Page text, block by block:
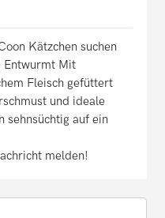
Kätzchen suchen
Entwurmt Mit
Fleisch gefüttert
und ideale
sehnsüchtig auf ein
melden!